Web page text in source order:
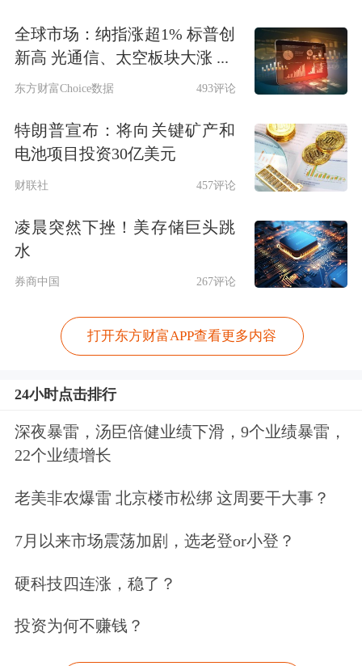
全球市场：纳指涨超1% 标普创
新高 光通信、太空板块大涨 ...
东方财富Choice数据 493评论
特朗普宣布：将向关键矿产和
电池项目投资30亿美元
财联社 457评论
凌晨突然下挫！美存储巨头跳
水
券商中国 267评论
打开东方财富APP查看更多内容
24小时点击排行
深夜暴雷，汤臣倍健业绩下滑，9个业绩暴雷，
22个业绩增长
老美非农爆雷 北京楼市松绑 这周要干大事？
7月以来市场震荡加剧，选老登or小登？
硬科技四连涨，稳了？
投资为何不赚钱？